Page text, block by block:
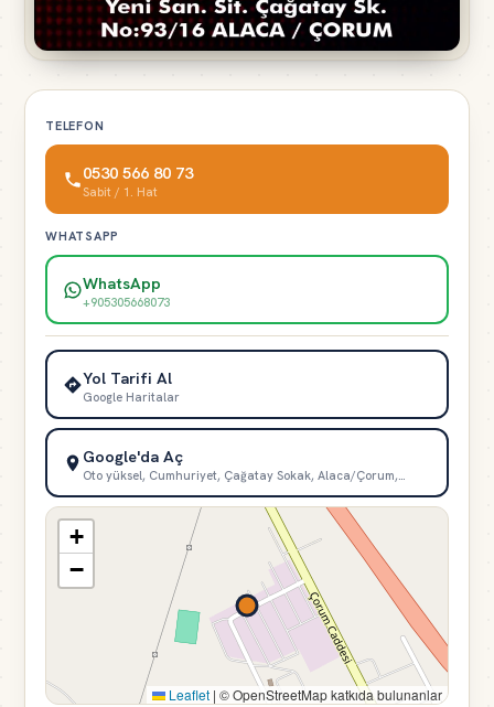
TELEFON
0530 566 80 73
Sabit / 1. Hat
WHATSAPP
WhatsApp
+905305668073
Yol Tarifi Al
Google Haritalar
Google'da Aç
Oto yüksel, Cumhuriyet, Çağatay Sokak, Alaca/Çorum,…
+
−
Leaflet | © OpenStreetMap katkıda bulunanlar